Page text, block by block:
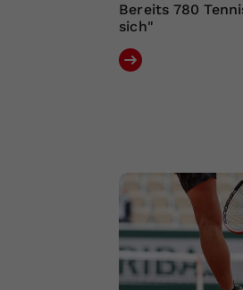
Bereits 780
sich"